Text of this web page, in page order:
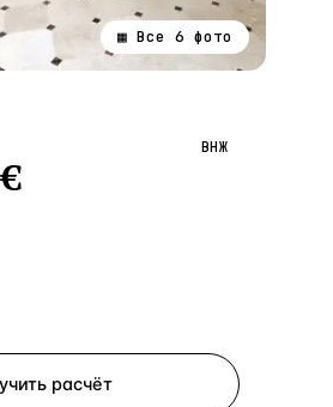
▦ Все 6 фото
€
ВНЖ
расчёт